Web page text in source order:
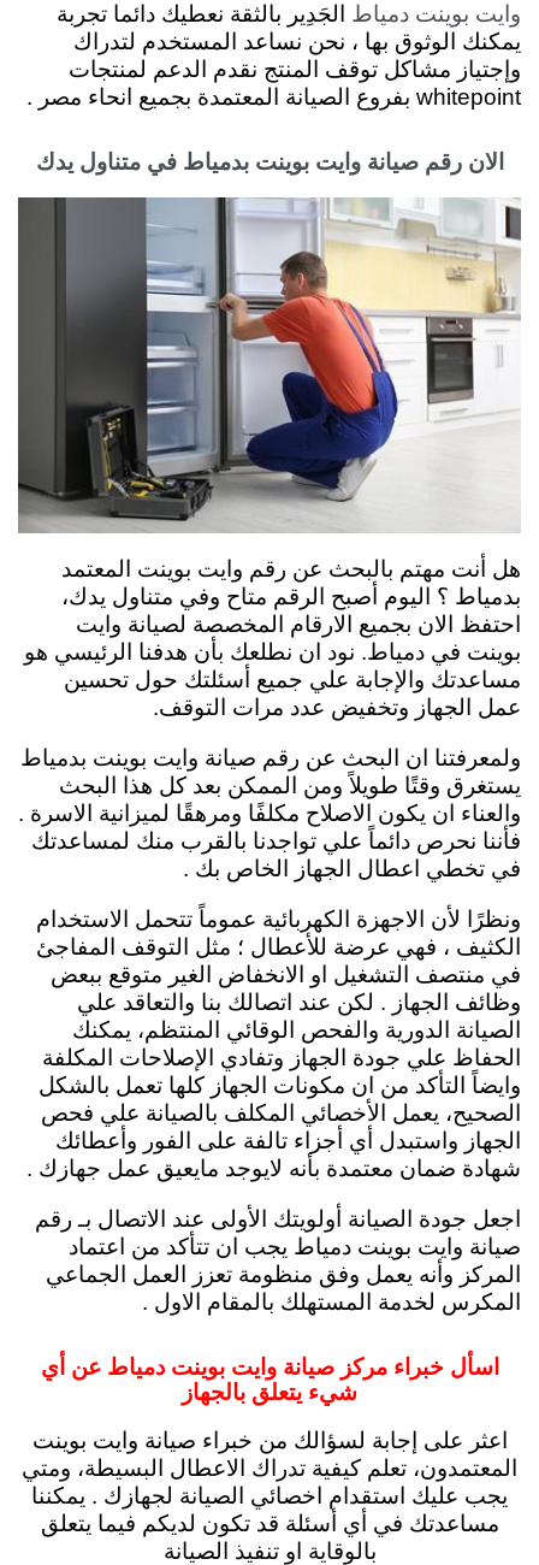
وايت بوينت دمياط الجَدِير بالثقة نعطيك دائما تجربة
يمكنك الوثوق بها ، نحن نساعد المستخدم لتدراك
وإجتياز مشاكل توقف المنتج نقدم الدعم لمنتجات
whitepoint بفروع الصيانة المعتمدة بجميع انحاء مصر .
الان رقم صيانة وايت بوينت بدمياط في متناول يدك
هل أنت مهتم بالبحث عن رقم وايت بوينت المعتمد
بدمياط ؟ اليوم أصبح الرقم متاح وفي متناول يدك،
احتفظ الان بجميع الارقام المخصصة لصيانة وايت
بوينت في دمياط. نود ان نطلعك بأن هدفنا الرئيسي هو
مساعدتك والإجابة علي جميع أسئلتك حول تحسين
عمل الجهاز وتخفيض عدد مرات التوقف.
ولمعرفتنا ان البحث عن رقم صيانة وايت بوينت بدمياط
يستغرق وقتًا طويلاً ومن الممكن بعد كل هذا البحث
والعناء ان يكون الاصلاح مكلفًا ومرهقًا لميزانية الاسرة .
فأننا نحرص دائماً علي تواجدنا بالقرب منك لمساعدتك
في تخطي اعطال الجهاز الخاص بك .
ونظرًا لأن الاجهزة الكهربائية عموماً تتحمل الاستخدام
الكثيف ، فهي عرضة للأعطال ؛ مثل التوقف المفاجئ
في منتصف التشغيل او الانخفاض الغير متوقع ببعض
وظائف الجهاز . لكن عند اتصالك بنا والتعاقد علي
الصيانة الدورية والفحص الوقائي المنتظم، يمكنك
الحفاظ علي جودة الجهاز وتفادي الإصلاحات المكلفة
وايضاً التأكد من ان مكونات الجهاز كلها تعمل بالشكل
الصحيح، يعمل الأخصائي المكلف بالصيانة علي فحص
الجهاز واستبدل أي أجزاء تالفة على الفور وأعطائك
شهادة ضمان معتمدة بأنه لايوجد مايعيق عمل جهازك .
اجعل جودة الصيانة أولويتك الأولى عند الاتصال بـ رقم
صيانة وايت بوينت دمياط يجب ان تتأكد من اعتماد
المركز وأنه يعمل وفق منظومة تعزز العمل الجماعي
المكرس لخدمة المستهلك بالمقام الاول .
اسأل خبراء مركز صيانة وايت بوينت دمياط عن أي
شيء يتعلق بالجهاز
اعثر على إجابة لسؤالك من خبراء صيانة وايت بوينت
المعتمدون، تعلم كيفية تدراك الاعطال البسيطة، ومتي
يجب عليك استقدام اخصائي الصيانة لجهازك . يمكننا
مساعدتك في أي أسئلة قد تكون لديكم فيما يتعلق
بالوقاية او تنفيذ الصيانة